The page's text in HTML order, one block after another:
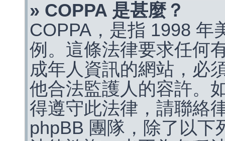
» COPPA 是甚麼？
COPPA，是指 1998 年
例。這條法律要求任何
成年人資訊的網站，必
他合法監護人的容許。
得遵守此法律，請聯絡
phpBB 團隊，除了以下